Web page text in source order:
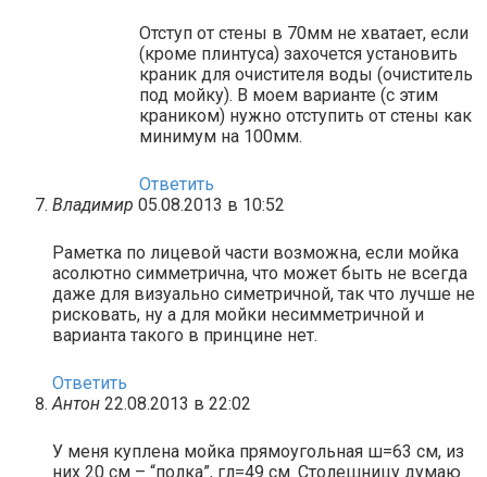
Отступ от стены в 70мм не хватает, если
(кроме плинтуса) захочется установить
краник для очистителя воды (очиститель
под мойку). В моем варианте (с этим
краником) нужно отступить от стены как
минимум на 100мм.
Ответить
Владимир 05.08.2013 в 10:52
Раметка по лицевой части возможна, если мойка
асолютно симметрична, что может быть не всегда
даже для визуально симетричной, так что лучше не
рисковать, ну а для мойки несимметричной и
варианта такого в принцине нет.
Ответить
Антон 22.08.2013 в 22:02
У меня куплена мойка прямоугольная ш=63 см, из
них 20 см – “полка”, гл=49 см. Столешницу думаю